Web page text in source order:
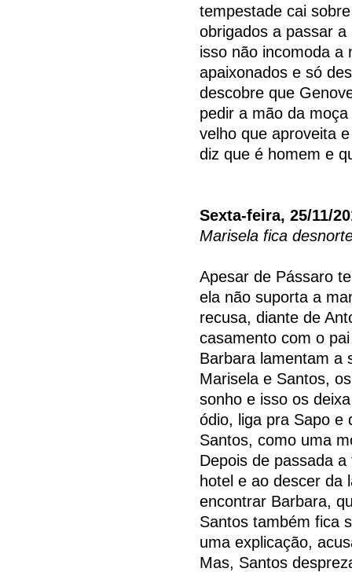
tempestade cai
obrigados a passar
isso não incomoda a
apaixonados e só
descobre que
pedir a mão da
velho que aproveita
diz que é homem e
Sexta-feira, 25/11/
Marisela fica
Apesar de Pássaro
ela não suporta a
recusa, diante de
casamento com o
Barbara lamentam a
Marisela e Santos,
sonho e isso os
ódio, liga pra Sapo e
Santos, como uma
Depois de passada
hotel e ao descer da
encontrar Barbara,
Santos também fica
uma explicação,
Mas, Santos